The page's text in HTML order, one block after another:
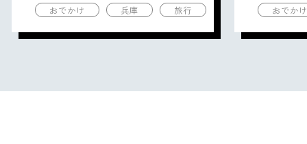
おでかけ 兵庫 旅行 おでか